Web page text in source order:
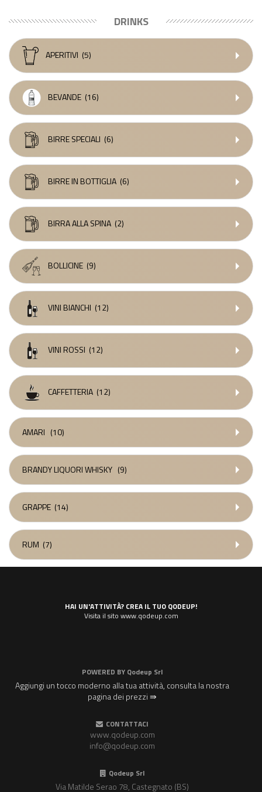
DRINKS
APERITIVI (5)
BEVANDE (16)
BIRRE SPECIALI (6)
BIRRE IN BOTTIGLIA (6)
BIRRA ALLA SPINA (2)
BOLLICINE (9)
VINI BIANCHI (12)
VINI ROSSI (12)
CAFFETTERIA (12)
AMARI (10)
BRANDY LIQUORI WHISKY (9)
GRAPPE (14)
RUM (7)
HAI UN'ATTIVITÀ? CREA IL TUO QODEUP!
Visita il sito www.qodeup.com
POWERED BY Qodeup Srl
Aggiungi un tocco moderno alla tua attività, consulta la nostra
pagina dei prezzi ⇛
CONTATTACI
www.qodeup.com
info@qodeup.com
Qodeup Srl
Via Matilde Serao 78, Castegnato (BS)